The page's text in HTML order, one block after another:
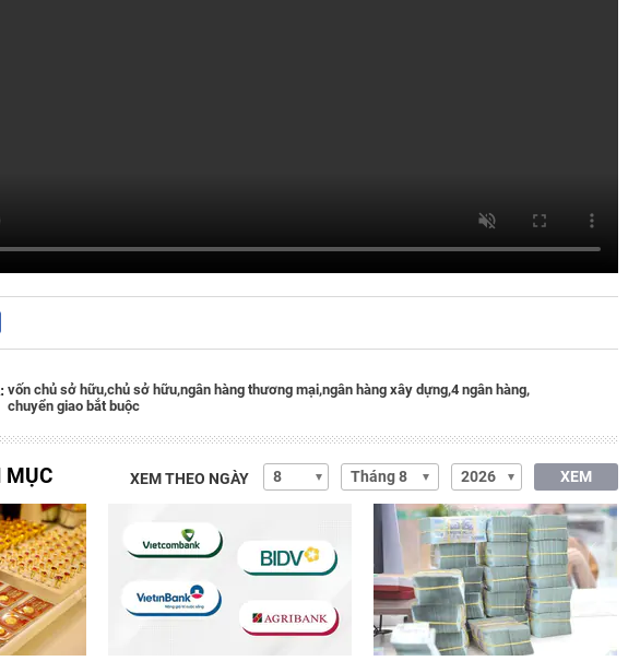
vốn chủ sở hữu,chủ sở hữu,ngân hàng thương mại,ngân hàng xây dựng,4 ngân hàng,
chuyển giao bắt buộc
MỤC XEM THEO NGÀY XEM